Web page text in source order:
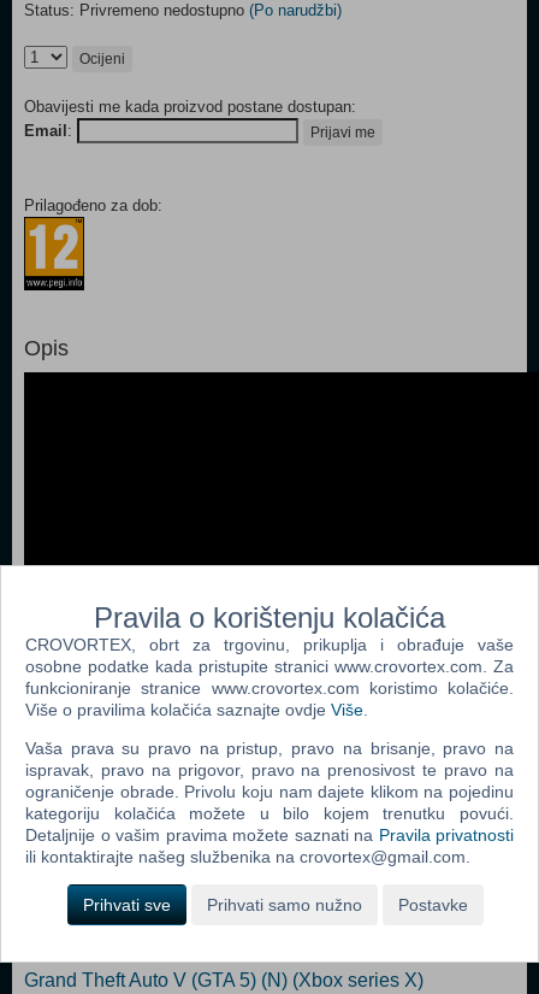
Status: Privremeno nedostupno (Po narudžbi)
Ocijeni
Obavijesti me kada proizvod postane dostupan:
Email : Prijavi me
Prilagođeno za dob:
Opis
Popularno
Evil Genius 2 World Domination (N) (Xbox series X)
LEGO Star Wars The Skywalker Saga (N) (Xbox series X)
Klonoa Phantasy Reverie Series (N) (Xbox series X)
Grand Theft Auto V (GTA 5) (N) (Xbox series X)
Pravila o korištenju kolačića
CROVORTEX, obrt za trgovinu, prikuplja i obrađuje vaše
osobne podatke kada pristupite stranici www.crovortex.com. Za
funkcioniranje stranice www.crovortex.com koristimo kolačiće.
Više o pravilima kolačića saznajte ovdje Više
Vaša prava su pravo na pristup, pravo na brisanje, pravo na
ispravak, pravo na prigovor, pravo na prenosivost te pravo na
ograničenje obrade. Privolu koju nam dajete klikom na pojedinu
kategoriju kolačića možete u bilo kojem trenutku povući.
Detaljnije o vašim pravima možete saznati na Pravila privatnosti
ili kontaktirajte našeg službenika na crovortex@gmail.com.
Prihvati sve Prihvati samo nužno Postavke